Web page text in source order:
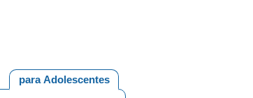
para Adolescentes